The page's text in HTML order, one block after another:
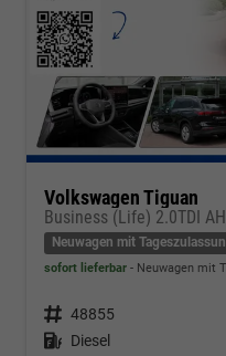
Volkswagen Tiguan
Business (Life) 2.0TDI
Neuwagen mit
sofort lieferbar Neuwagen mit
Fahrzeugnr. 48855
Kraftstoff Diesel